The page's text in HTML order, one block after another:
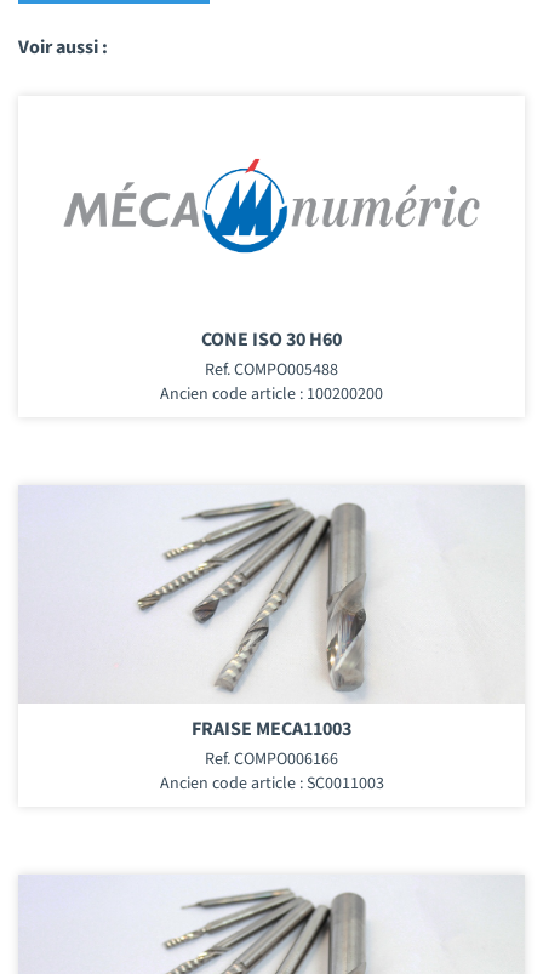
Voir aussi :
CONE ISO 30 H60
Ref. COMPO005488
Ancien code article : 100200200
FRAISE MECA11003
Ref. COMPO006166
Ancien code article : SC0011003